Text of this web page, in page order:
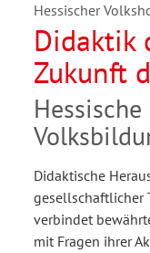
Hessischer
Didaktik
Zukunft
Didaktische
gesellschaftlicher
verbindet
mit Fragen ihrer